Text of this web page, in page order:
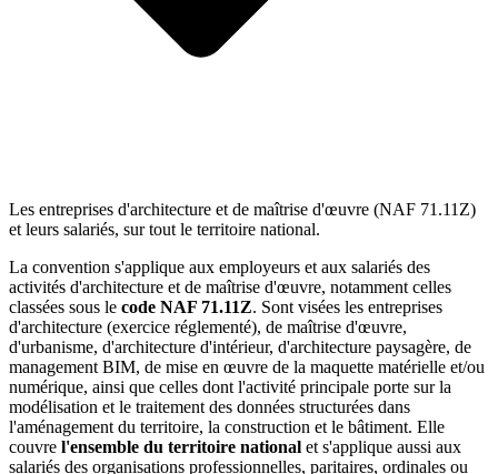
Les entreprises d'architecture et de maîtrise d'œuvre (NAF 71.11Z)
et leurs salariés, sur tout le territoire national.
La convention s'applique aux employeurs et aux salariés des
activités d'architecture et de maîtrise d'œuvre, notamment celles
classées sous le code NAF 71.11Z. Sont visées les entreprises
d'architecture (exercice réglementé), de maîtrise d'œuvre,
d'urbanisme, d'architecture d'intérieur, d'architecture paysagère, de
management BIM, de mise en œuvre de la maquette matérielle et/ou
numérique, ainsi que celles dont l'activité principale porte sur la
modélisation et le traitement des données structurées dans
l'aménagement du territoire, la construction et le bâtiment. Elle
couvre l'ensemble du territoire national et s'applique aussi aux
salariés des organisations professionnelles, paritaires, ordinales ou